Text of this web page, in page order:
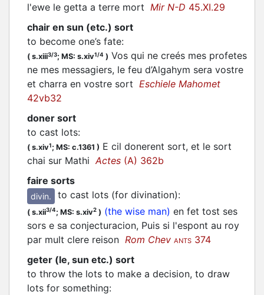
l'ewe le getta a terre mort Mir N-D 45.XI.29
chair en sun (etc.) sort
to become one’s fate:
( s.xiii3/3; MS: s.xiv1/4 ) Vos qui ne creés mes profetes
ne mes messagiers, le feu d’Algahym sera vostre
et charra en vostre sort Eschiele Mahomet
42vb32
doner sort
to cast lots:
( s.xiv1; MS: c.1361 ) E cil donerent sort, et le sort
chai sur MathiActes (A) 362b
faire sorts
divin. to cast lots (for divination):
( s.xii3/4; MS: s.xiv2 ) (the wise man) en fet tost ses
sors e sa conjecturacion, Puis si l'espont au roy
par mult clere reison Rom Chev ANTS 374
geter (le, sun etc.) sort
to throw the lots to make a decision, to draw
lots for something: